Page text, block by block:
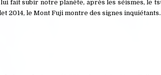
fait subir notre planète, après les séismes, le
2014, le Mont Fuji montre des signes